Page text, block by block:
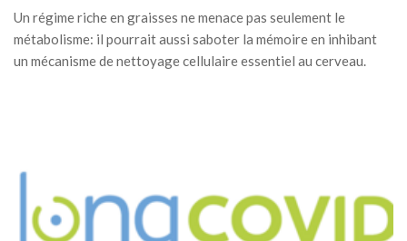
Un régime riche en graisses ne menace pas seulement le
métabolisme: il pourrait aussi saboter la mémoire en inhibant
un mécanisme de nettoyage cellulaire essentiel au cerveau.